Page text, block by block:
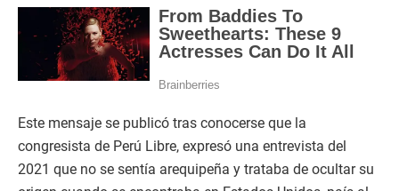
Este mensaje se publicó tras conocerse que la
congresista de Perú Libre, expresó una entrevista del
2021 que no se sentía arequipeña y trataba de ocultar su